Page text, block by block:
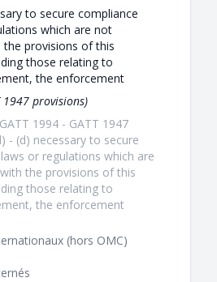
to secure compliance
which are not
provisions of this
those relating to
the enforcement
1947 provisions)
1994 - GATT 1947
- (d) necessary to secure
or regulations which are
the provisions of this
those relating to
the enforcement
(hors OMC)